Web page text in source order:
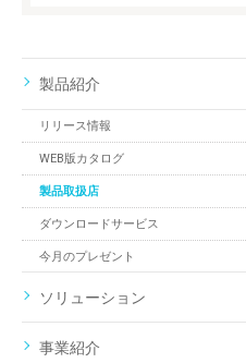
製品紹介
リリース情報
WEB版カタログ
製品取扱店
ダウンロードサービス
今月のプレゼント
ソリューション
事業紹介